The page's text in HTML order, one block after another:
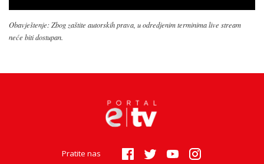
Obavještenje: Zbog zaštite autorskih prava, u odredjenim terminima live stream
neće biti dostupan.
Pratite nas